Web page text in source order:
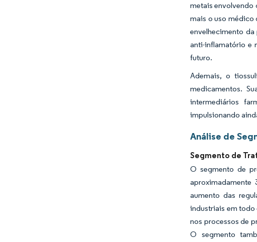
metais envolvendo
mais o uso médico
envelhecimento
anti-inflamatório e
futuro.
Ademais, o
medicamentos.
intermediários
impulsionando
Análise de
Segmento de
O segmento de
aproximadamente
aumento das
industriais em todo
nos processos de
O segmento